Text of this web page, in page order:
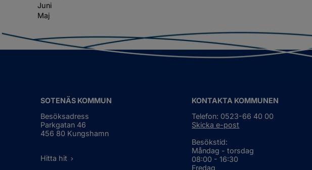
Juni
Maj
SOTENÄS KOMMUN
Besöksadress
Parkgatan 46
456 80 Kungshamn
Hitta hit
KONTAKTA KOMMUNEN
Telefon: 0523-66 40 00
Skicka e-post
Besökstid:
Måndag - torsdag
08:00 - 16:30
Fredag